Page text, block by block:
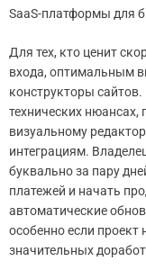
SaaS-платформы для
Для тех, кто ценит
входа, оптимальным
конструкторы
технических нюансах,
визуальному
интеграциям.
буквально за пару
платежей и начать
автоматические
особенно если проект
значительных